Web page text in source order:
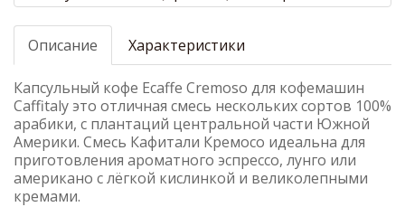
Описание Характеристики
Капсульный кофе Ecaffe Cremoso для кофемашин
Caffitaly это отличная смесь нескольких сортов 100%
арабики, с плантаций центральной части Южной
Америки. Смесь Кафитали Кремосо идеальна для
приготовления ароматного эспрессо, лунго или
американо с лёгкой кислинкой и великолепными
кремами.